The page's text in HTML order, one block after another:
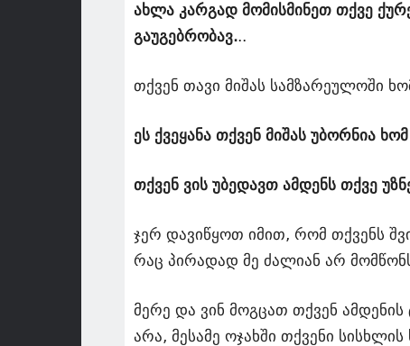
ახლა კარგად მომისმინეთ თქვე
გაუგებრობავ...
თქვენ თავი მიშას სამზარეულოში
ეს ქვეყანა თქვენ მიშას უბორნია
თქვენ ვის უბედავთ ამდენს თქვე
ჯერ დავიწყოთ იმით, რომ თქვენს
რაც პირადად მე ძალიან არ
მერე და ვინ მოგცათ თქვენ
არა, მესამე ოჯახში თქვენი